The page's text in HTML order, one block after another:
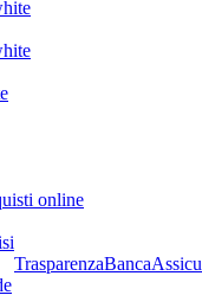
Trasparenza